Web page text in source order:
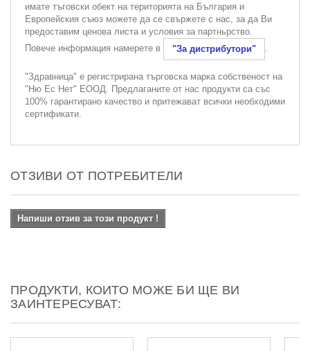
имате тъговски обект на територията на България и
Европейския съюз можете да се свържете с нас, за да Ви
предоставим ценова листа и условия за партньрство.
Повече информация намерете в
"За дистрибутори" .
"Здравница" е регистрирана търговска марка собственост на
"Ню Ес Нет" ЕООД. Предлаганите от нас продукти са със
100% гарантирано качество и притежават всички необходими
сертификати.
ОТЗИВИ ОТ ПОТРЕБИТЕЛИ
Напиши отзив за този продукт !
ПРОДУКТИ, КОИТО МОЖЕ БИ ЩЕ ВИ
ЗАИНТЕРЕСУВАТ: